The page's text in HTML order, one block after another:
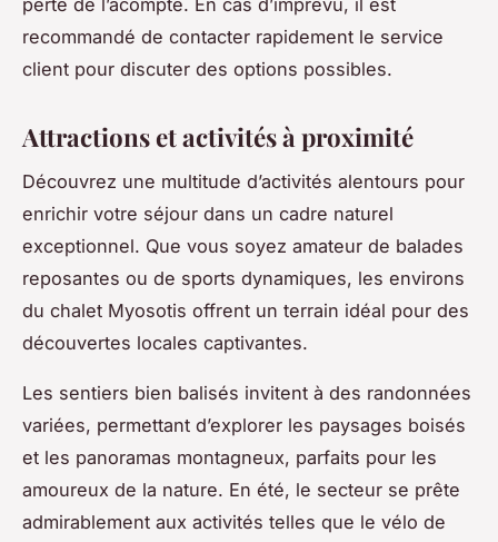
recommandé de contacter rapidement le service
client pour discuter des options possibles.
Attractions et activités à proximité
Découvrez une multitude d’activités alentours pour
enrichir votre séjour dans un cadre naturel
exceptionnel. Que vous soyez amateur de balades
reposantes ou de sports dynamiques, les environs
du chalet Myosotis offrent un terrain idéal pour des
découvertes locales captivantes.
Les sentiers bien balisés invitent à des randonnées
variées, permettant d’explorer les paysages boisés
et les panoramas montagneux, parfaits pour les
amoureux de la nature. En été, le secteur se prête
admirablement aux activités telles que le vélo de